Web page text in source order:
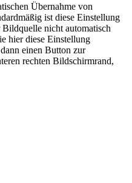
Übernahme von
ist diese Einstellung
nicht automatisch
hier diese Einstellung
einen Button zur
rechten Bildschirmrand,